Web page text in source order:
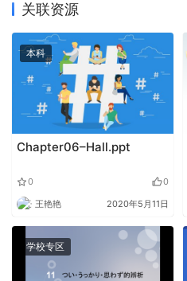
关联资源
本科
Chapter06–Hall.ppt
0 0
王艳艳 2020年5月11日
学校专区